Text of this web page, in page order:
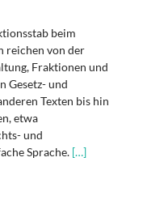
beim
reichen von der
Fraktionen und
Gesetz- und
Texten bis hin
etwa
und
Sprache. […]